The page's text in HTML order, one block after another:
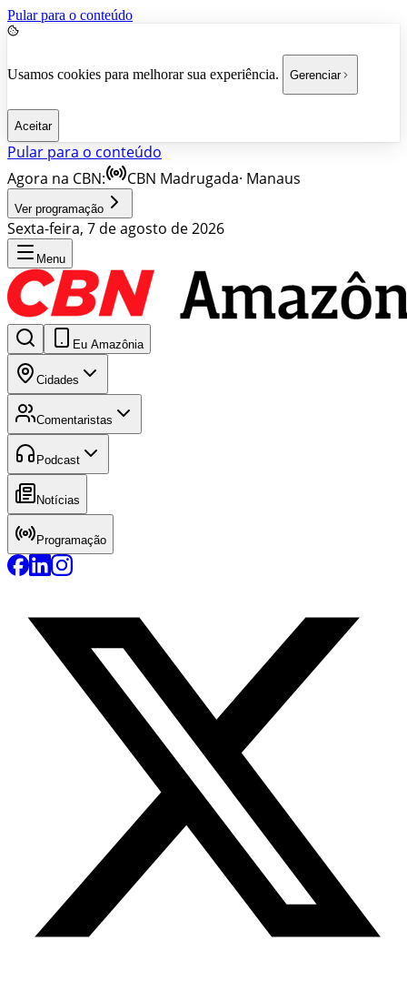
Pular para o conteúdo
Usamos cookies para melhorar sua experiência. Gerenciar
Aceitar
Pular para o conteúdo
Agora na CBN:
CBN Madrugada· Manaus
Ver programação
Sexta-feira, 7 de agosto de 2026
Menu
Eu Amazônia
Cidades
Comentaristas
Podcast
Notícias
Programação